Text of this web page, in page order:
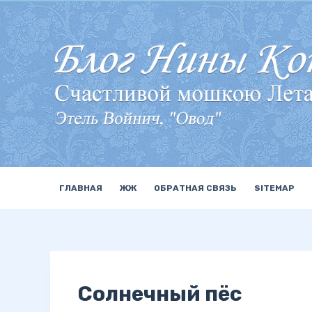
П
е
р
е
й
т
и
к
с
ГЛАВНАЯ ЖЖ ОБРАТНАЯ СВЯЗЬ SITEMAP
Солнечный пёс